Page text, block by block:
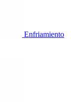
Enfriamiento